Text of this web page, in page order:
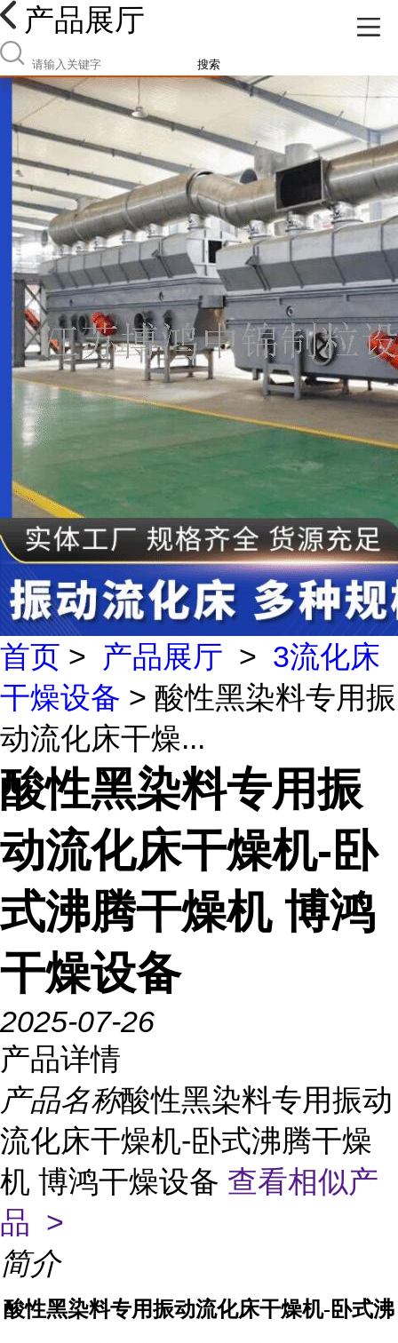
产品展厅
搜索
首页 > 产品展厅 > 3流化床
干燥设备 > 酸性黑染料专用振
动流化床干燥...
酸性黑染料专用振
动流化床干燥机-卧
式沸腾干燥机 博鸿
干燥设备
2025-07-26
产品详情
产品名称酸性黑染料专用振动
流化床干燥机-卧式沸腾干燥
机 博鸿干燥设备 查看相似产
品 >
简介
酸性黑染料专用振动流化床干燥机-卧式沸